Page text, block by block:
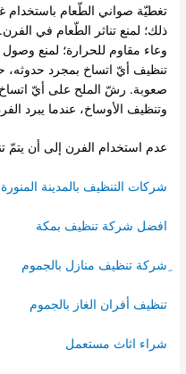
تغطيّة صواني الطّعام باستخدام
ذلك؛ لمنع تناثر الطّعام في
وعاء مقاوم للحرارة؛ لمنع
تنظيف أيّ اتساخ بمجرد حدوثه،
صعوبة. رشّ الملح على أيّ
وتنظيف الأوساخ، عندما يبرد
عدم استخدام الفرن إلى أن يتمّ
شركات التنظيف بالمدينة المنورة
افضل شركة تنظيف بمكة
ِشركة تنظيف منازل بالجموم
تنظيف أفران الغاز بالجموم
شراء اثاث مستعمل